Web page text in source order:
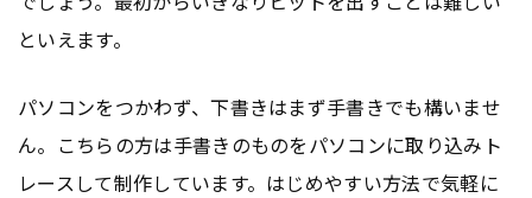
といえます。
パソコンをつかわず、下書きはまず手書きでも構いませ
ん。こちらの方は手書きのものをパソコンに取り込みト
レースして制作しています。はじめやすい方法で気軽に